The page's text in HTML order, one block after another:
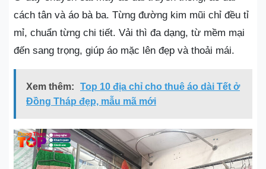
cách tân và áo bà ba. Từng đường kim mũi chỉ đều tỉ
mỉ, chuẩn từng chi tiết. Vải thì đa dạng, từ mềm mại
đến sang trọng, giúp áo mặc lên đẹp và thoải mái.
Xem thêm:
Top 10 địa chỉ cho thuê áo dài Tết ở
Đồng Tháp đẹp, mẫu mã mới